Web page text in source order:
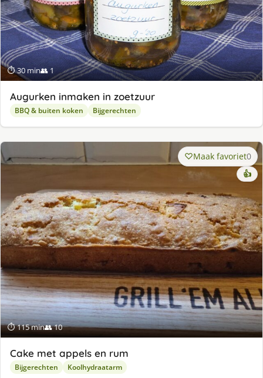
⏱ 30 min👥 1
Augurken inmaken in zoetzuur
BBQ & buiten koken Bijgerechten
⏱ 115 min👥 10
Maak favoriet0
👍
Cake met appels en rum
Bijgerechten Koolhydraatarm